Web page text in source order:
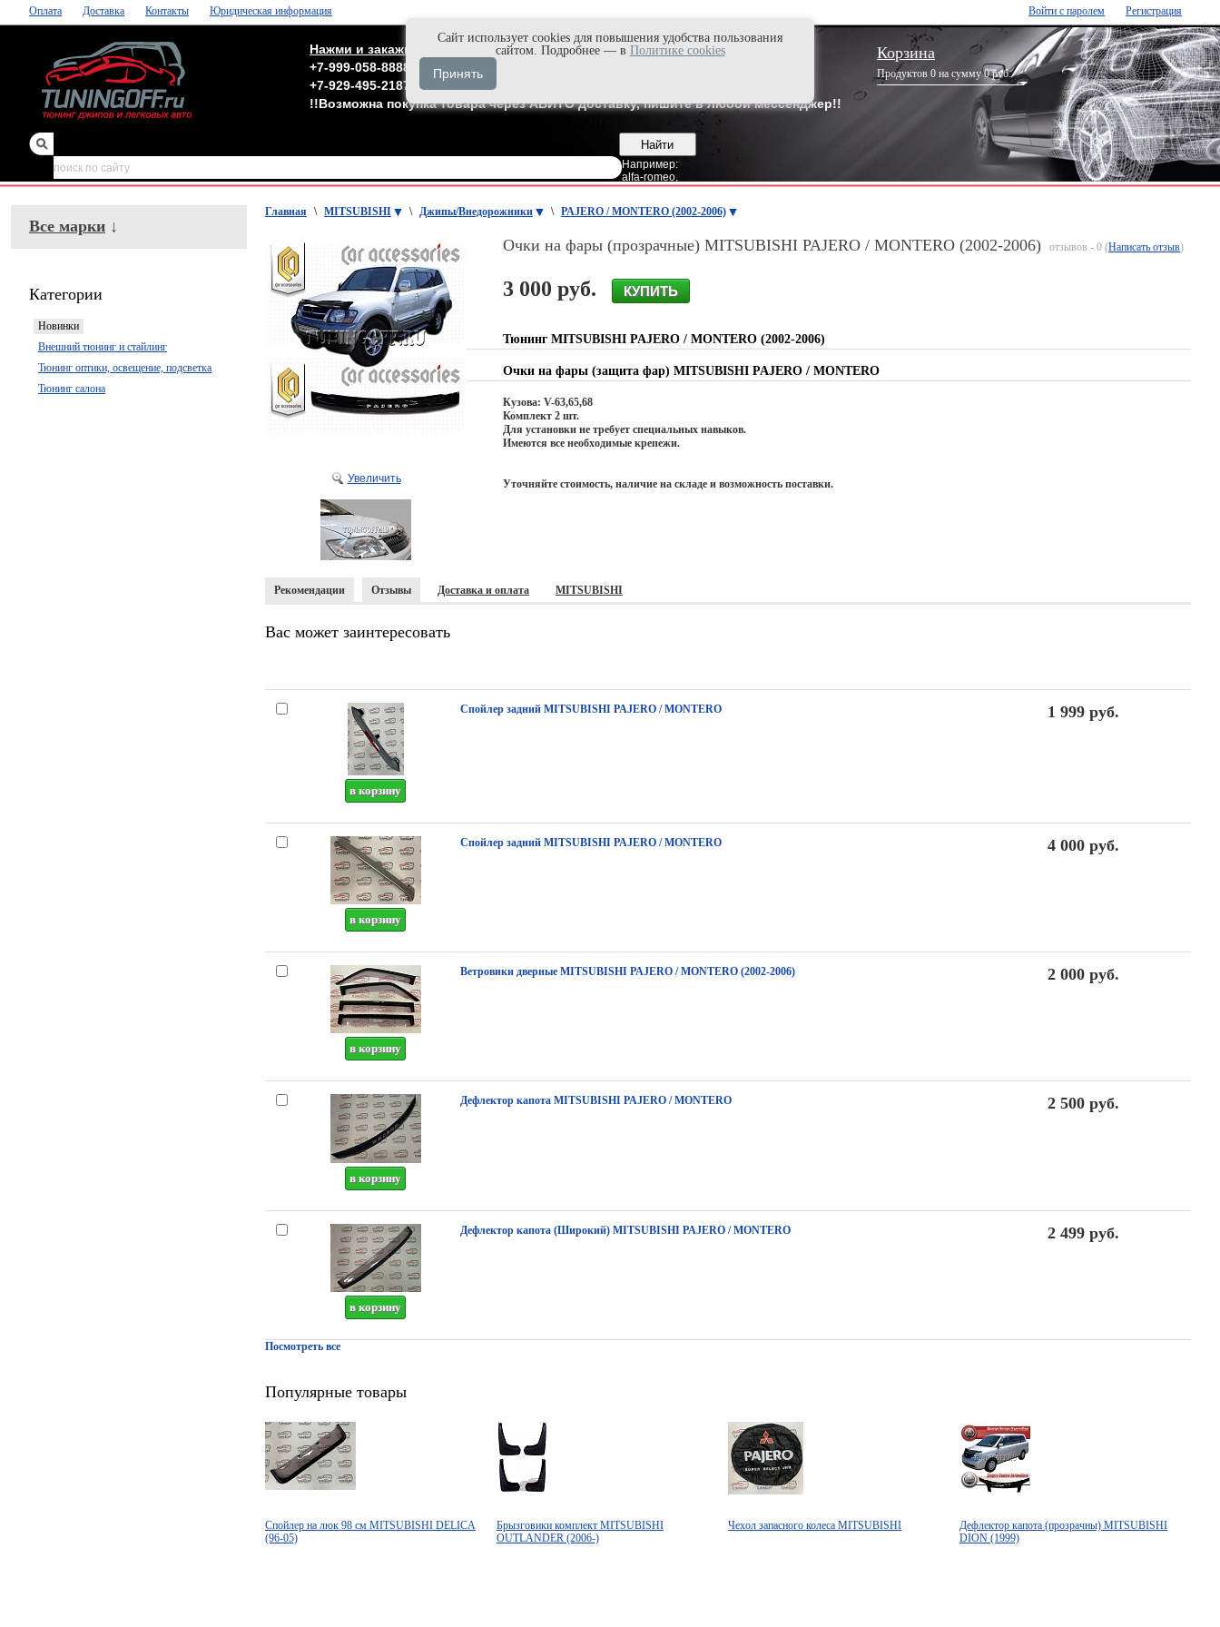
Войти с паролем Регистрация
Оплата Доставка Контакты Юридическая информация
Корзина
Продуктов 0 на сумму 0 руб.
Нажми и закажи быстро в Max'е
+7-999-058-8888
Владивосток
+7-929-495-2187
Москва
!!Возможна покупка товара через АВИТО доставку, пишите в любой мессенджер!!
Например:
alfa-romeo,
зеркала,обвесы
Все марки ↓
Категории
Новинки
Внешний тюнинг и стайлинг
Тюнинг оптики, освещение, подсветка
Тюнинг салона
Главная \ MITSUBISHI \ Джипы/Внедорожники \ PAJERO / MONTERO (2002-2006)
Увеличить
Очки на фары (прозрачные) MITSUBISHI PAJERO / MONTERO (2002-2006) отзывов - 0 (Написать отзыв)
3 000 руб.
Тюнинг MITSUBISHI PAJERO / MONTERO (2002-2006)
Очки на фары (защита фар) MITSUBISHI PAJERO / MONTERO
Кузова: V-63,65,68
Комплект 2 шт.
Для установки не требует специальных навыков.
Имеются все необходимые крепежи.
Уточняйте стоимость, наличие на складе и возможность поставки.
Рекомендации Отзывы Доставка и оплата MITSUBISHI
Вас может заинтересовать
Спойлер задний MITSUBISHI PAJERO / MONTERO 1 999 руб.
Спойлер задний MITSUBISHI PAJERO / MONTERO 4 000 руб.
Ветровики дверные MITSUBISHI PAJERO / MONTERO (2002-2006) 2 000 руб.
Дефлектор капота MITSUBISHI PAJERO / MONTERO 2 500 руб.
Дефлектор капота (Широкий) MITSUBISHI PAJERO / MONTERO 2 499 руб.
Посмотреть все
Популярные товары
Спойлер на люк 98 см MITSUBISHI DELICA
(96-05)
Брызговики комплект MITSUBISHI
OUTLANDER (2006-)
Чехол запасного колеса MITSUBISHI
Дефлектор капота (прозрачны) MITSUBISHI
DION (1999)
Cайт использует cookies для повышения удобства пользования
сайтом. Подробнее — в Политике cookies
Принять